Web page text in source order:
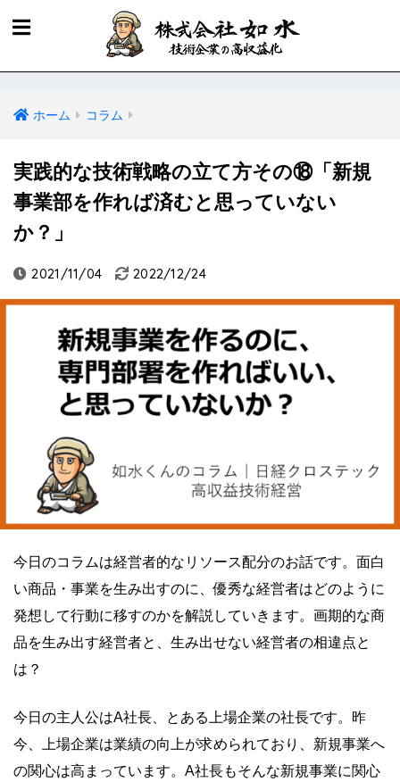
ホーム コラム
実践的な技術戦略の立て方その⑱「新規
事業部を作れば済むと思っていない
か？」
2021/11/04 2022/12/24
今日のコラムは経営者的なリソース配分のお話です。面白
い商品・事業を生み出すのに、優秀な経営者はどのように
発想して行動に移すのかを解説していきます。画期的な商
品を生み出す経営者と、生み出せない経営者の相違点と
は？
今日の主人公はA社長、とある上場企業の社長です。昨
今、上場企業は業績の向上が求められており、新規事業へ
の関心は高まっています。A社長もそんな新規事業に関心